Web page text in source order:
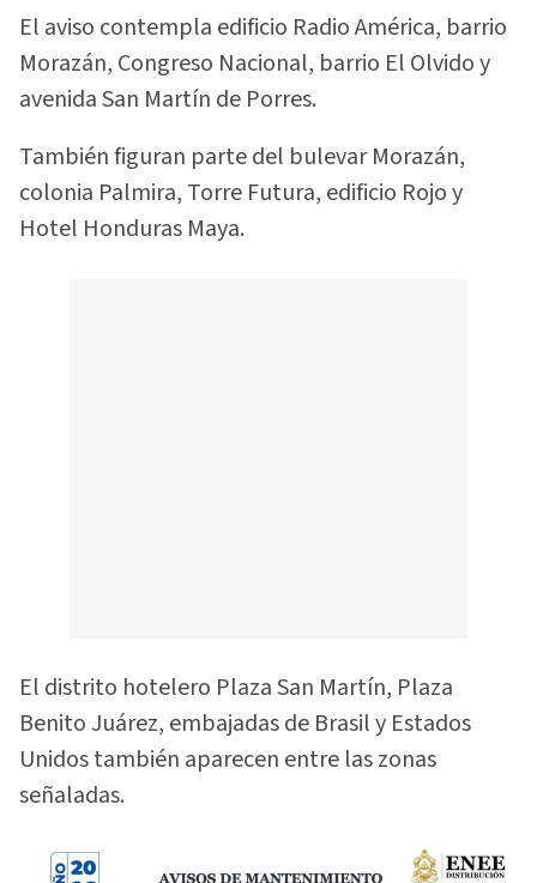
El aviso contempla edificio Radio América, barrio
Morazán, Congreso Nacional, barrio El Olvido y
avenida San Martín de Porres.
También figuran parte del bulevar Morazán,
colonia Palmira, Torre Futura, edificio Rojo y
Hotel Honduras Maya.
El distrito hotelero Plaza San Martín, Plaza
Benito Juárez, embajadas de Brasil y Estados
Unidos también aparecen entre las zonas
señaladas.